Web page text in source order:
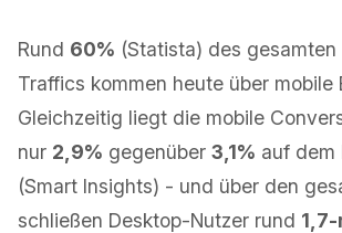
Rund 60% (Statista) des
Traffics kommen heute über mobile
Gleichzeitig liegt die mobile
nur 2,9% gegenüber 3,1% auf dem
(Smart Insights) - und über den
schließen Desktop-Nutzer rund